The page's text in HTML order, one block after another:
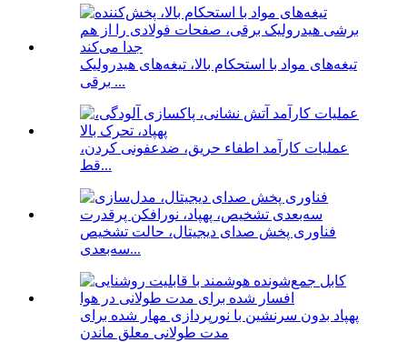
تیغه‌های مواد با استحکام بالا، تیغه‌های هیدرولیک
برقی ...
عملیات کارآمد اطفاء حریق، ضدعفونی کردن،
قط...
فناوری پخش صدای دیجیتال، حالت تشخیص
سه‌بعدی...
پهپاد بدون سرنشین با نورپردازی مهار شده برای
مدت طولانی معلق ماندن